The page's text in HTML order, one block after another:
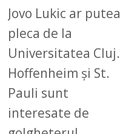
Jovo Lukic ar putea
pleca de la
Universitatea Cluj.
Hoffenheim și St.
Pauli sunt
interesate de